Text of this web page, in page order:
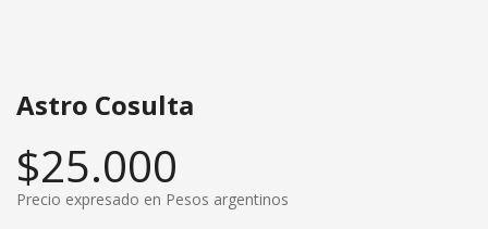
Astro Cosulta
$25.000
Precio expresado en Pesos argentinos